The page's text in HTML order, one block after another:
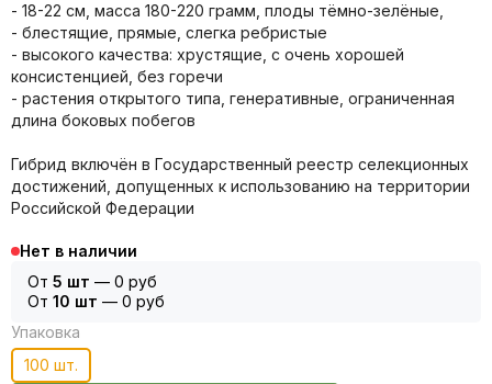
- 18-22 см, масса 180-220 грамм, плоды тёмно-зелёные,
- блестящие, прямые, слегка ребристые
- высокого качества: хрустящие, с очень хорошей
консистенцией, без горечи
- растения открытого типа, генеративные, ограниченная
длина боковых побегов
Гибрид включён в Государственный реестр селекционных
достижений, допущенных к использованию на территории
Российской Федерации
Нет в наличии
От 5 шт — 0 руб
От 10 шт — 0 руб
Упаковка
100 шт.